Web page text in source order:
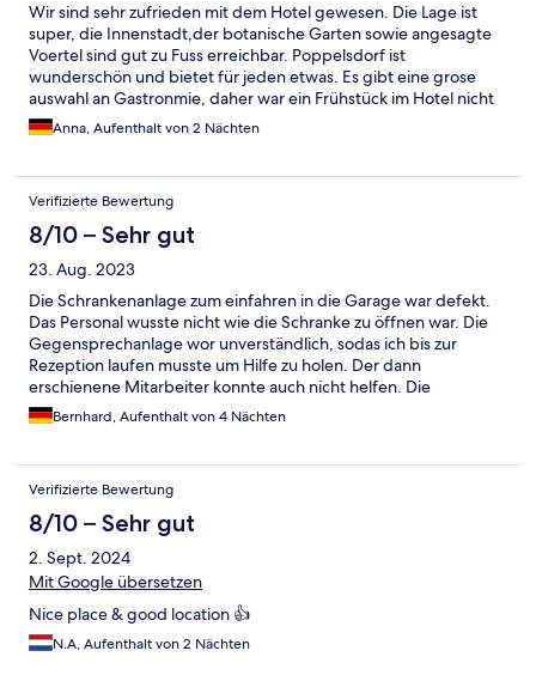
Wir sind sehr zufrieden mit dem Hotel gewesen. Die Lage ist
super, die Innenstadt,der botanische Garten sowie angesagte
Voertel sind gut zu Fuss erreichbar. Poppelsdorf ist
wunderschön und bietet für jeden etwas. Es gibt eine grose
auswahl an Gastronmie, daher war ein Frühstück im Hotel nicht
nötig. Einen Stern Abzug gibt es ,da die Parsituation direkt am
Hotel schwierig ist (in den Seitenstrassen Richtung Uni ist jedoch
Teppich verlegt. Zu der sonst modernen Einrichtung leider
nicht mehr zeitgemäß. Wir kommen gerne wieder.
Anna, Aufenthalt von 2 Nächten
Verifizierte Bewertung
8/10 – Sehr gut
23. Aug. 2023
Die Schrankenanlage zum einfahren in die Garage war defekt.
Das Personal wusste nicht wie die Schranke zu öffnen war. Die
Gegensprechanlage wor unverständlich, sodas ich bis zur
Rezeption laufen musste um Hilfe zu holen. Der dann
erschienene Mitarbeiter konnte auch nicht helfen. Die
Rezeption war total überfordert.
Bernhard, Aufenthalt von 4 Nächten
Verifizierte Bewertung
8/10 – Sehr gut
2. Sept. 2024
Mit Google übersetzen
Nice place & good location 👍
N.A, Aufenthalt von 2 Nächten